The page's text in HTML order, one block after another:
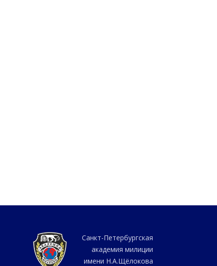
Санкт-Петербургская
академия милиции
имени Н.А.Щёлокова